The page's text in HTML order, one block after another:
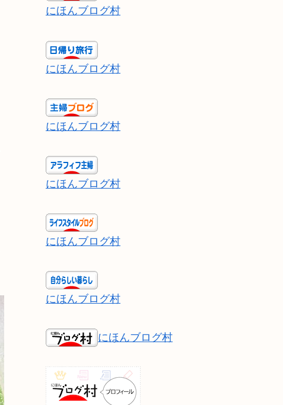
にほんブログ村
にほんブログ村
にほんブログ村
にほんブログ村
にほんブログ村
にほんブログ村
にほんブログ村